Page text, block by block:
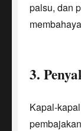
palsu, dan
3.
Kapal-